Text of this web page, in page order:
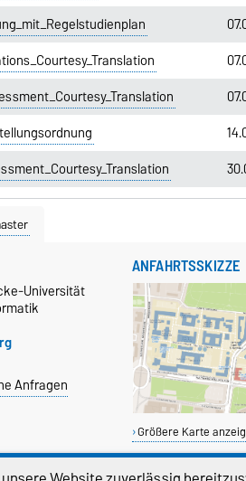
Universität
Anfragen
ANFAHRTSSKIZZE
Größere Karte